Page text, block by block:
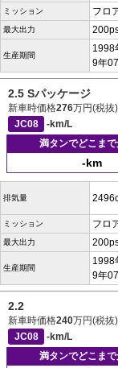
ミッション フロ
最大出力
生産期間
1998
9年
2.5 Sパッケージ
新車時価格276万円(税抜)
JC08
-km/L
満タンでどこまで
-km
排気量
ミッション フロ
最大出力
生産期間
1998
9年
2.2
新車時価格240万円(税抜)
JC08
-km/L
満タンでどこまで